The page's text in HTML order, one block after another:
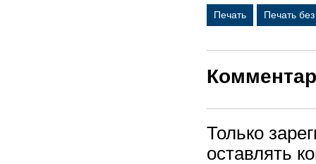
Печать Печать
Только
оставлять